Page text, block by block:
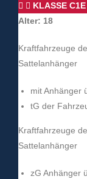
KLASSE C1E
Alter: 18
Kraftfahrzeuge
Sattelanhänger
mit Anhänger
tG der
Kraftfahrzeuge
Sattelanhänger
zG Anhänger